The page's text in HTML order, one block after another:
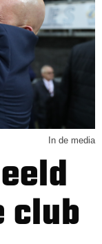
In de media
club